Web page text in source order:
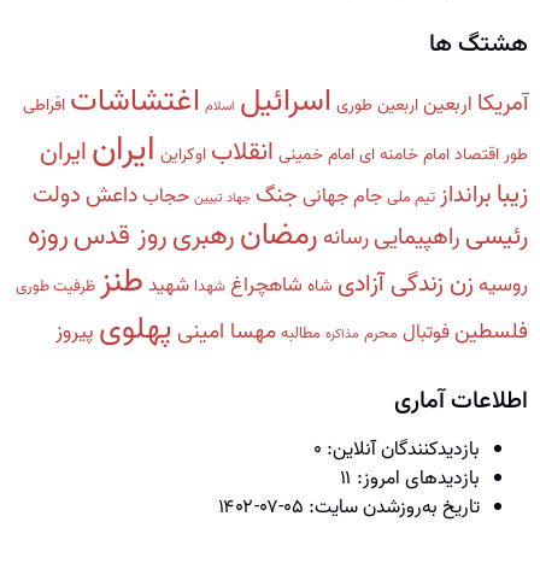
هشتگ ها
آمریکا اربعیناربعین طوری اسرائیل اسلام اغتشاشات افراطی
طوراقتصادامام خامنه ایامام خمینی انقلاب اوکراین ایرانایران
زیبا براندازتیم ملیجام جهانی جنگ جهاد تبیین حجابداعش دولت
رئیسی راهپیماییرسانه رمضانرهبریروز قدسروزه
روسیهزن زندگی آزادی شاهشاهچراغشهدا شهید طنز ظرفیت طوری
فلسطین فوتبال محرم مذاکره مطالبهمهسا امینی پهلوی پیروز
اطلاعات آماری
بازدیدکنندگان آنلاین: ۰
بازدیدهای امروز: ۱۱
تاریخ به‌روزشدن سایت: ۱۴۰۲-۰۷-۰۵